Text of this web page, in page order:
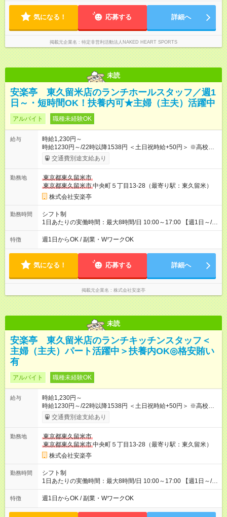
気になる！ 応募する 詳細へ
掲載元企業名 特定非営利活動法人NAKED HEART SPORTS
未読
安楽亭 東久留米店のランチホールスタッフ／週1
日～・短時間OK！扶養内可★主婦（主夫）活躍中
アルバイト 職種未経験OK
給与
時給1,230円～
時給1230円～/22時以降1538円 ＜土日祝時給+50円＞ ※高校生
時給1230円 【試用期間】試用期間あり 試用期間の長さ：12ヶ
月 雇用形態、給与は本採用時と同じです。 ※最大12ヶ月の間
交通費別途支給あり
勤務地
東京都東久留米市
東京都東久留米市中央町５丁目13-28（最寄り駅：東久留米）
株式会社安楽亭
勤務時間
シフト制
1日あたりの実働時間：最大8時間/日 10:00～17:00 【週1日～/1
日3時間～OK！】 ＊レギュラー勤務ももちろん大歓迎！ 「子ど
ものお迎えまでの時間」 「ランチタイムだけ」 など、家庭の予
談可能◎
特徴 週1日からOK / 副業・WワークOK
気になる！ 応募する 詳細へ
掲載元企業名 株式会社安楽亭
未読
安楽亭 東久留米店のランチキッチンスタッフ＜
主婦（主夫）パート活躍中＞扶養内OK◎格安賄い
有
アルバイト 職種未経験OK
給与
時給1,230円～
時給1230円～/22時以降1538円 ＜土日祝時給+50円＞ ※高校生
時給1230円 【試用期間】試用期間あり 試用期間の長さ：12ヶ
月 雇用形態、給与は本採用時と同じです。 ※最大12ヶ月の間
交通費別途支給あり
勤務地
東京都東久留米市
東京都東久留米市中央町５丁目13-28（最寄り駅：東久留米）
株式会社安楽亭
勤務時間
シフト制
1日あたりの実働時間：最大8時間/日 10:00～17:00 【週1日～/1
日3時間～OK！】 ＊レギュラー勤務ももちろん大歓迎！ 「子ど
ものお迎えまでの時間」 「ランチタイムだけ」 など、家庭の予
談可能◎
特徴 週1日からOK / 副業・WワークOK